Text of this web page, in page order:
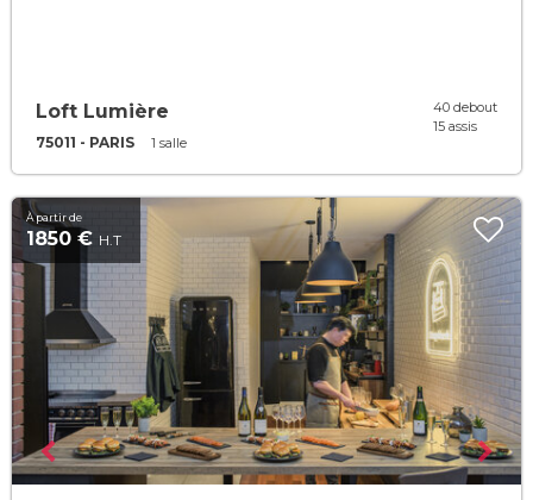
Loft Lumière
75011 - PARIS 1 salle
40 debout
15 assis
À partir de
1850 € H.T